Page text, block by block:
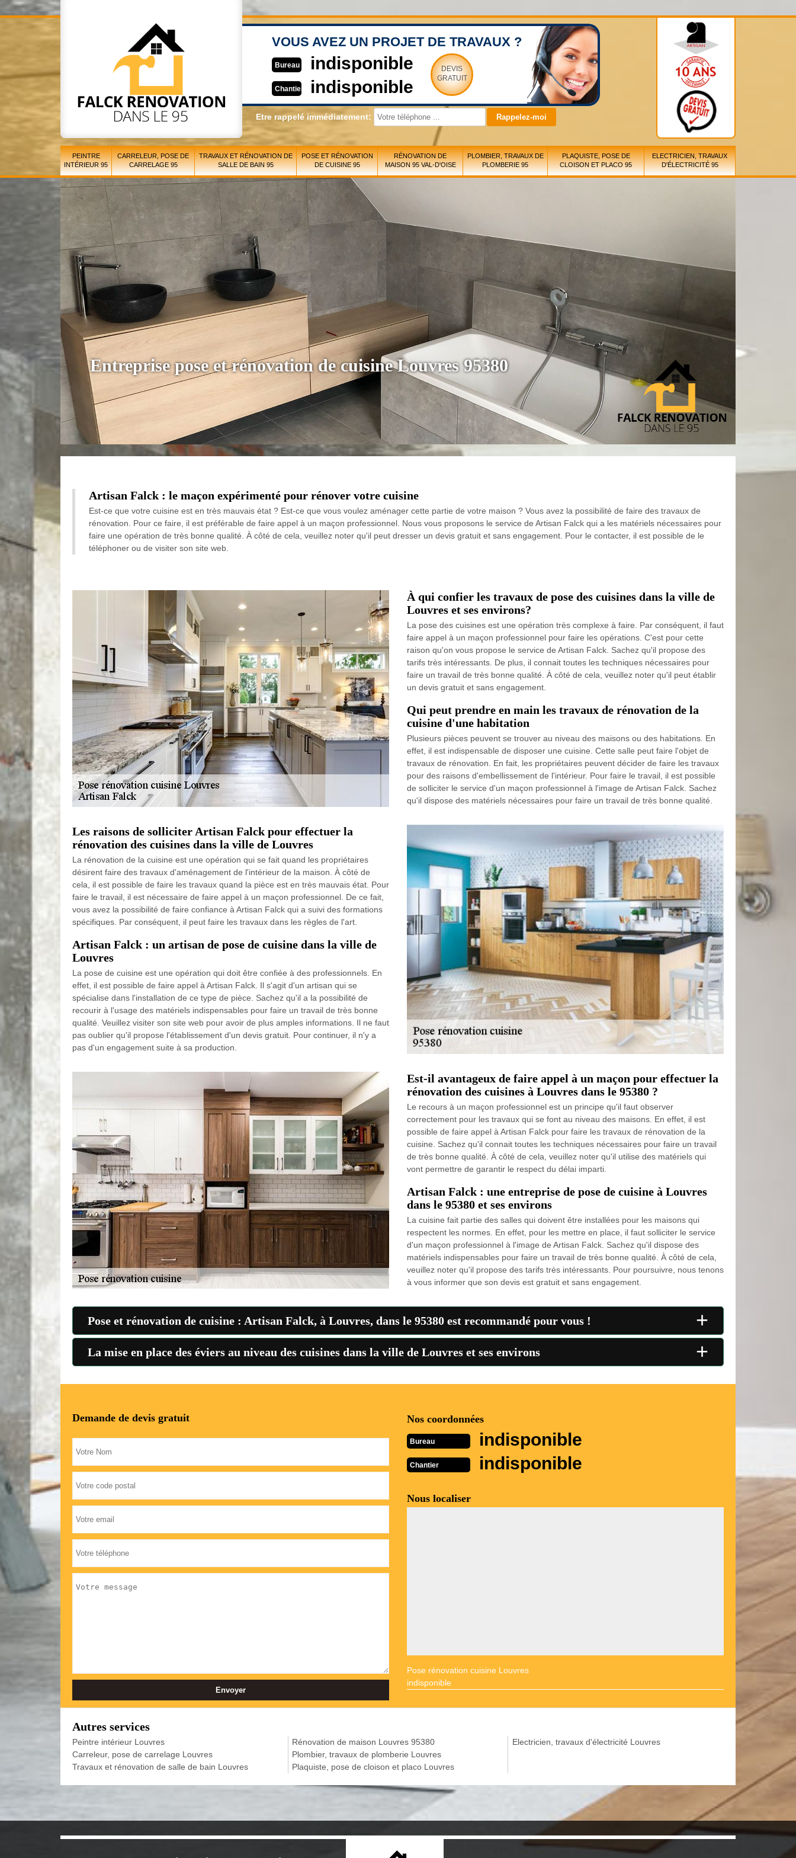
VOUS AVEZ UN PROJET DE TRAVAUX ?
Bureau indisponible
Chantier indisponible
DEVIS
GRATUIT
Etre rappelé immédiatement:
PEINTRE
INTÉRIEUR 95
CARRELEUR, POSE DE
CARRELAGE 95
TRAVAUX ET RÉNOVATION DE
SALLE DE BAIN 95
POSE ET RÉNOVATION
DE CUISINE 95
RÉNOVATION DE
MAISON 95 VAL-D'OISE
PLOMBIER, TRAVAUX DE
PLOMBERIE 95
PLAQUISTE, POSE DE
CLOISON ET PLACO 95
ELECTRICIEN, TRAVAUX
D'ÉLECTRICITÉ 95
Entreprise pose et rénovation de cuisine Louvres 95380
Artisan Falck : le maçon expérimenté pour rénover votre cuisine
Est-ce que votre cuisine est en très mauvais état ? Est-ce que vous voulez aménager cette partie de votre maison ? Vous avez la possibilité de faire des travaux de
rénovation. Pour ce faire, il est préférable de faire appel à un maçon professionnel. Nous vous proposons le service de Artisan Falck qui a les matériels nécessaires pour
faire une opération de très bonne qualité. À côté de cela, veuillez noter qu'il peut dresser un devis gratuit et sans engagement. Pour le contacter, il est possible de le
téléphoner ou de visiter son site web.
À qui confier les travaux de pose des cuisines dans la ville de
Louvres et ses environs?
La pose des cuisines est une opération très complexe à faire. Par conséquent, il faut
faire appel à un maçon professionnel pour faire les opérations. C'est pour cette
raison qu'on vous propose le service de Artisan Falck. Sachez qu'il propose des
tarifs très intéressants. De plus, il connait toutes les techniques nécessaires pour
faire un travail de très bonne qualité. À côté de cela, veuillez noter qu'il peut établir
un devis gratuit et sans engagement.
Qui peut prendre en main les travaux de rénovation de la
cuisine d'une habitation
Plusieurs pièces peuvent se trouver au niveau des maisons ou des habitations. En
effet, il est indispensable de disposer une cuisine. Cette salle peut faire l'objet de
travaux de rénovation. En fait, les propriétaires peuvent décider de faire les travaux
pour des raisons d'embellissement de l'intérieur. Pour faire le travail, il est possible
de solliciter le service d'un maçon professionnel à l'image de Artisan Falck. Sachez
qu'il dispose des matériels nécessaires pour faire un travail de très bonne qualité.
Les raisons de solliciter Artisan Falck pour effectuer la
rénovation des cuisines dans la ville de Louvres
La rénovation de la cuisine est une opération qui se fait quand les propriétaires
désirent faire des travaux d'aménagement de l'intérieur de la maison. À côté de
cela, il est possible de faire les travaux quand la pièce est en très mauvais état. Pour
faire le travail, il est nécessaire de faire appel à un maçon professionnel. De ce fait,
vous avez la possibilité de faire confiance à Artisan Falck qui a suivi des formations
spécifiques. Par conséquent, il peut faire les travaux dans les règles de l'art.
Artisan Falck : un artisan de pose de cuisine dans la ville de
Louvres
La pose de cuisine est une opération qui doit être confiée à des professionnels. En
effet, il est possible de faire appel à Artisan Falck. Il s'agit d'un artisan qui se
spécialise dans l'installation de ce type de pièce. Sachez qu'il a la possibilité de
recourir à l'usage des matériels indispensables pour faire un travail de très bonne
qualité. Veuillez visiter son site web pour avoir de plus amples informations. Il ne faut
pas oublier qu'il propose l'établissement d'un devis gratuit. Pour continuer, il n'y a
pas d'un engagement suite à sa production.
Est-il avantageux de faire appel à un maçon pour effectuer la
rénovation des cuisines à Louvres dans le 95380 ?
Le recours à un maçon professionnel est un principe qu'il faut observer
correctement pour les travaux qui se font au niveau des maisons. En effet, il est
possible de faire appel à Artisan Falck pour faire les travaux de rénovation de la
cuisine. Sachez qu'il connait toutes les techniques nécessaires pour faire un travail
de très bonne qualité. À côté de cela, veuillez noter qu'il utilise des matériels qui
vont permettre de garantir le respect du délai imparti.
Artisan Falck : une entreprise de pose de cuisine à Louvres
dans le 95380 et ses environs
La cuisine fait partie des salles qui doivent être installées pour les maisons qui
respectent les normes. En effet, pour les mettre en place, il faut solliciter le service
d'un maçon professionnel à l'image de Artisan Falck. Sachez qu'il dispose des
matériels indispensables pour faire un travail de très bonne qualité. À côté de cela,
veuillez noter qu'il propose des tarifs très intéressants. Pour poursuivre, nous tenons
à vous informer que son devis est gratuit et sans engagement.
Pose et rénovation de cuisine : Artisan Falck, à Louvres, dans le 95380 est recommandé pour vous ! +
La mise en place des éviers au niveau des cuisines dans la ville de Louvres et ses environs +
Demande de devis gratuit Nos coordonnées
Bureau indisponible
Chantier indisponible
Nous localiser
Pose rénovation cuisine Louvres
indisponible
Autres services
Peintre intérieur Louvres
Carreleur, pose de carrelage Louvres
Travaux et rénovation de salle de bain Louvres
Rénovation de maison Louvres 95380
Plombier, travaux de plomberie Louvres
Plaquiste, pose de cloison et placo Louvres
Electricien, travaux d'électricité Louvres